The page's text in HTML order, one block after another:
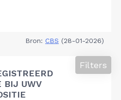
Bron: CBS (28-01-2026)
BIJ UWV
Filters